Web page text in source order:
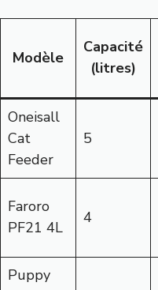
Modèle
Capacité
(litres)
Oneisall
Cat
Feeder
5
Faroro
PF21 4L
4
Puppy